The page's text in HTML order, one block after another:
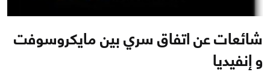
شائعات عن اتفاق سري بين مايكروسوفت
و إنفيديا